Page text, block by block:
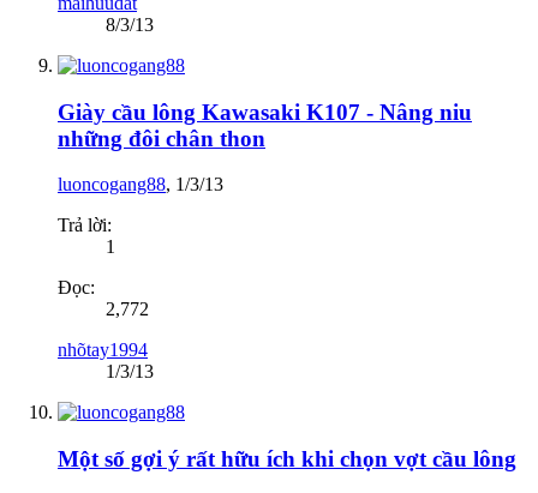
8/3/13
Giày cầu lông Kawasaki K107 - Nâng niu
những đôi chân thon
luoncogang88, 1/3/13
Trả lời:
1
Đọc:
2,772
nhõtay1994
1/3/13
Một số gợi ý rất hữu ích khi chọn vợt cầu lông